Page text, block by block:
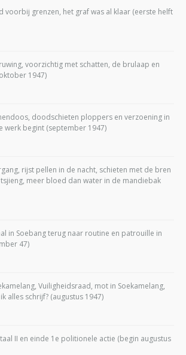
voorbij grenzen, het graf was al klaar (eerste helft
voorzichtig met schatten, de brulaap en
1947)
doodschieten ploppers en verzoening in
werk begint (september 1947)
rijst pellen in de nacht, schieten met de bren
meer bloed dan water in de mandiebak
in Soebang terug naar routine en patrouille in
47)
Vuiligheidsraad, mot in Soekamelang,
alles schrijf? (augustus 1947)
II en einde 1e politionele actie (begin augustus